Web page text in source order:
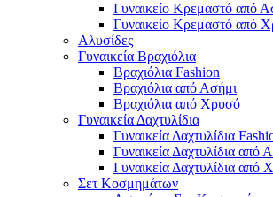
Γυναικείο Κρεμαστό από
Γυναικείο Κρεμαστό από
Αλυσίδες
Γυναικεία Βραχιόλια
Βραχιόλια Fashion
Βραχιόλια από Ασήμι
Βραχιόλια από Χρυσό
Γυναικεία Δαχτυλίδια
Γυναικεία Δαχτυλίδια
Γυναικεία Δαχτυλίδια από
Γυναικεία Δαχτυλίδια από
Σετ Κοσμημάτων